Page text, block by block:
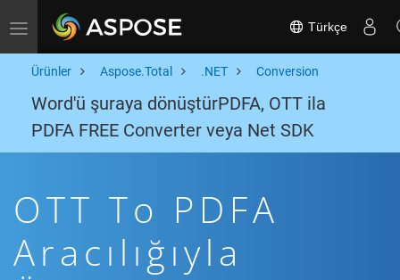
Toggle navigation Türkçe
Ürünler Aspose.Total .NET Conversion
Word'ü şuraya dönüştürPDFA, OTT ila
PDFA FREE Converter veya Net SDK
OTT To PDFA
Aracılığıyla